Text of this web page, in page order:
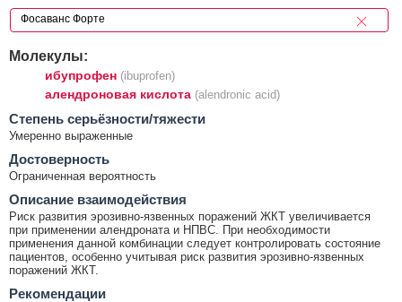
Молекулы:
ибупрофен (ibuprofen)
алендроновая кислота (alendronic acid)
Cтепень серьёзности/тяжести
Умеренно выраженные
Достоверность
Ограниченная вероятность
Описание взаимодействия
Риск развития эрозивно-язвенных поражений ЖКТ увеличивается
при применении алендроната и НПВС. При необходимости
применения данной комбинации следует контролировать состояние
пациентов, особенно учитывая риск развития эрозивно-язвенных
поражений ЖКТ.
Рекомендации